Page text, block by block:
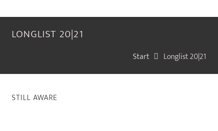
LONGLIST 20|21
Start Longlist 20|21
STILL AWARE